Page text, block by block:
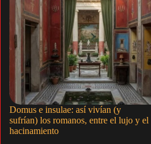
Domus e insulae: así vivían (y
sufrían) los romanos, entre el lujo y el
hacinamiento